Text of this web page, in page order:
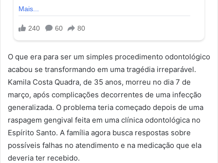
O que era para ser um simples procedimento odontológico
acabou se transformando em uma tragédia irreparável.
Kamila Costa Quadra, de 35 anos, morreu no dia 7 de
março, após complicações decorrentes de uma infecção
generalizada. O problema teria começado depois de uma
raspagem gengival feita em uma clínica odontológica no
Espírito Santo. A família agora busca respostas sobre
possíveis falhas no atendimento e na medicação que ela
deveria ter recebido.